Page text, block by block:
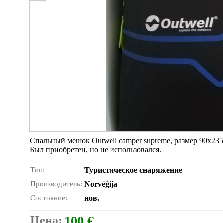
Спальный мешок Outwell camper supreme, размер
Был приобретен, но не использовался.
Тип: Туристическое снаряжение
Производитель: Norvēģija
Состояние: нов.
Цена: